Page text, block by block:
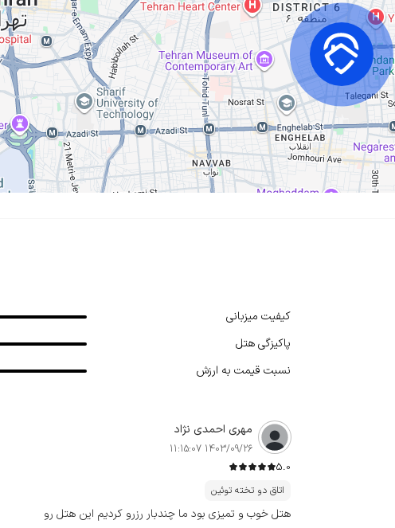
کیفیت میزبانی
پاکیزگی هتل
نسبت قیمت به ارزش
مهری احمدی نژاد
1403/09/26 11:15:07
5.0
اتاق دو تخته توئین
هتل خوب و تمیزی بود ما چندبار رزرو کردیم این هتل رو